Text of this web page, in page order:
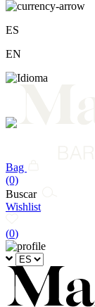
ES
EN
Bag
(0)
Buscar
Wishlist
(0)